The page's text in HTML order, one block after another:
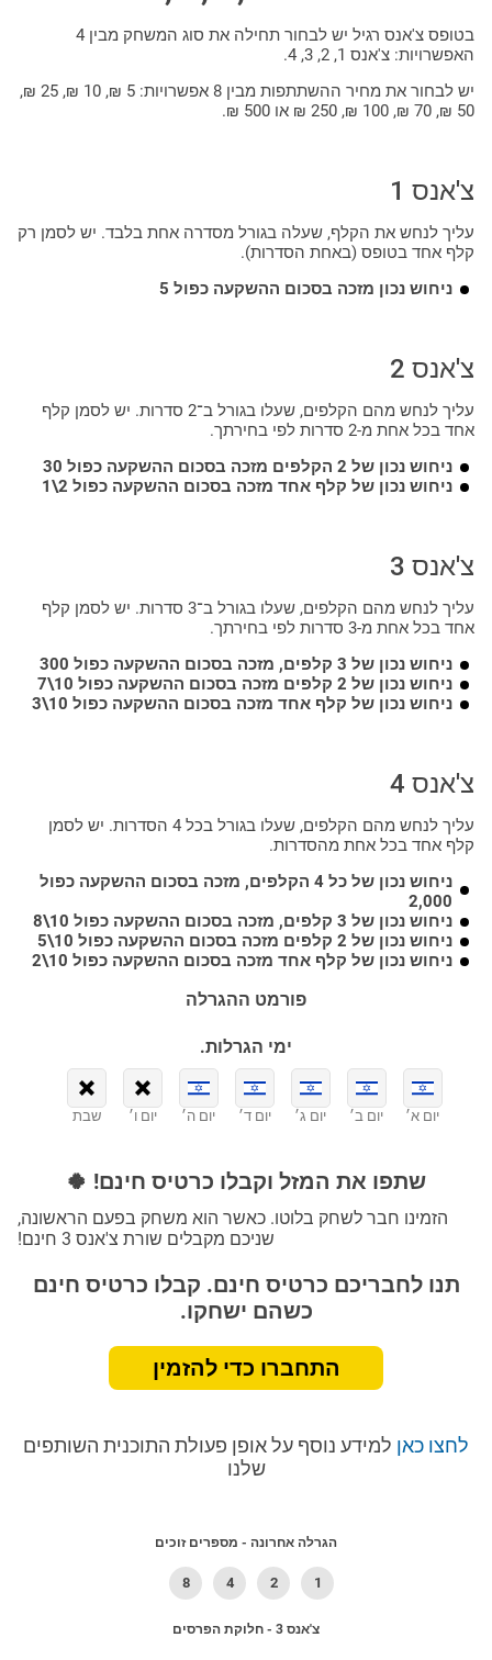
בטופס צ'אנס רגיל יש לבחור תחילה את סוג המשחק מבין 4
האפשרויות: צ'אנס 1, 2, 3, 4.
יש לבחור את מחיר ההשתתפות מבין 8 אפשרויות: 5 ₪, 10 ₪, 25 ₪,
50 ₪, 70 ₪, 100 ₪, 250 ₪ או 500 ₪.
צ'אנס 1
עליך לנחש את הקלף, שעלה בגורל מסדרה אחת בלבד. יש לסמן רק
קלף אחד בטופס (באחת הסדרות).
ניחוש נכון מזכה בסכום ההשקעה כפול 5
צ'אנס 2
עליך לנחש מהם הקלפים, שעלו בגורל ב־2 סדרות. יש לסמן קלף
אחד בכל אחת מ-2 סדרות לפי בחירתך.
ניחוש נכון של 2 הקלפים מזכה בסכום ההשקעה כפול 30
ניחוש נכון של קלף אחד מזכה בסכום ההשקעה כפול 2\1
צ'אנס 3
עליך לנחש מהם הקלפים, שעלו בגורל ב־3 סדרות. יש לסמן קלף
אחד בכל אחת מ-3 סדרות לפי בחירתך.
ניחוש נכון של 3 קלפים, מזכה בסכום ההשקעה כפול 300
ניחוש נכון של 2 קלפים מזכה בסכום ההשקעה כפול 10\7
ניחוש נכון של קלף אחד מזכה בסכום ההשקעה כפול 10\3
צ'אנס 4
עליך לנחש מהם הקלפים, שעלו בגורל בכל 4 הסדרות. יש לסמן
קלף אחד בכל אחת מהסדרות.
ניחוש נכון של כל 4 הקלפים, מזכה בסכום ההשקעה כפול
2,000
ניחוש נכון של 3 קלפים, מזכה בסכום ההשקעה כפול 10\8
ניחוש נכון של 2 קלפים מזכה בסכום ההשקעה כפול 10\5
ניחוש נכון של קלף אחד מזכה בסכום ההשקעה כפול 10\2
פורמט ההגרלה
ימי הגרלות.
יום א׳ יום ב׳ יום ג׳ יום ד׳ יום ה׳ יום ו׳ שבת
שתפו את המזל וקבלו כרטיס חינם! 🍀
הזמינו חבר לשחק בלוטו. כאשר הוא משחק בפעם הראשונה,
שניכם מקבלים שורת צ'אנס 3 חינם!
תנו לחבריכם כרטיס חינם. קבלו כרטיס חינם
כשהם ישחקו.
התחברו כדי להזמין
לחצו כאן למידע נוסף על אופן פעולת התוכנית השותפים
שלנו
הגרלה אחרונה - מספרים זוכים
8 4 2 1
צ'אנס 3 - חלוקת הפרסים